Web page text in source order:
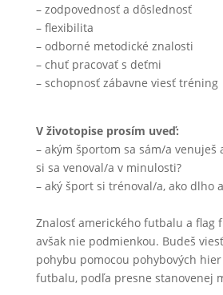
– zodpovednosť a dôslednosť
– flexibilita
– odborné metodické znalosti
– chuť pracovať s deťmi
– schopnosť zábavne viesť tréning
V životopise prosím uveď:
– akým športom sa sám/a venuješ
si sa venoval/a v minulosti?
– aký šport si trénoval/a, ako dlho
Znalosť amerického futbalu a flag
avšak nie podmienkou. Budeš
pohybu pomocou pohybových
futbalu, podľa presne stanovenej